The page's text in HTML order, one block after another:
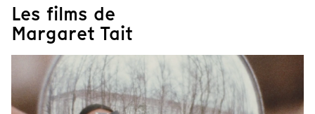
Les films de
Margaret Tait